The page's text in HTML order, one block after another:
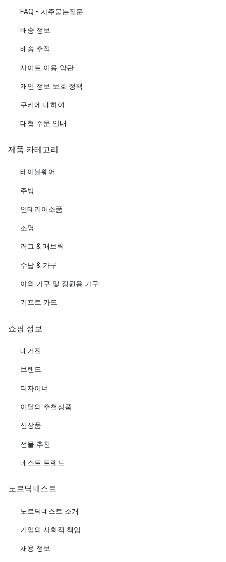
FAQ - 자주묻는질문
배송 정보
배송 추적
사이트 이용 약관
개인 정보 보호 정책
쿠키에 대하여
대형 주문 안내
제품 카테고리
테이블웨어
주방
인테리어소품
조명
러그 & 패브릭
수납 & 가구
야외 가구 및 정원용 가구
기프트 카드
쇼핑 정보
매거진
브랜드
디자이너
이달의 추천상품
신상품
선물 추천
네스트 트렌드
노르딕네스트
노르딕네스트 소개
기업의 사회적 책임
채용 정보